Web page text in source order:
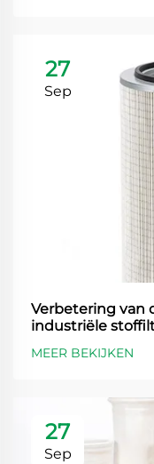
27
Sep
Verbetering van
industriële
MEER BEKIJKEN
27
Sep